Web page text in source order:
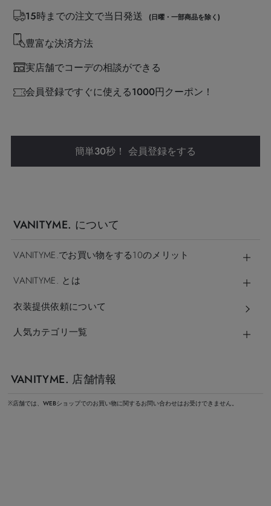
15時までの注文で当日発送
(日曜・一部商品を除く)
豊富な決済方法
実店舗でコーデの相談ができる
会員登録ですぐに使える1000円クーポン！
簡単30秒！ 会員登録をする
VANITYME. について
VANITYME.でお買い物をする10のメリット
VANITYME. とは
衣装提供依頼について
人気カテゴリ一覧
VANITYME. 店舗情報
※店舗では、WEBショップでのお買い物に関するお問い合わせはお受けできません。